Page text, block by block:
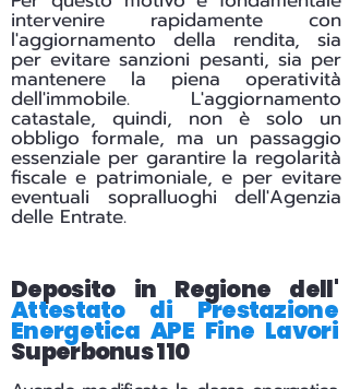
intervenire rapidamente con
l'aggiornamento della rendita, sia
per evitare sanzioni pesanti, sia per
mantenere la piena operatività
dell'immobile. L'aggiornamento
catastale, quindi, non è solo un
obbligo formale, ma un passaggio
essenziale per garantire la regolarità
fiscale e patrimoniale, e per evitare
eventuali sopralluoghi dell'Agenzia
delle Entrate.
Deposito in Regione dell'
Attestato di Prestazione
Energetica APE Fine Lavori
Superbonus 110